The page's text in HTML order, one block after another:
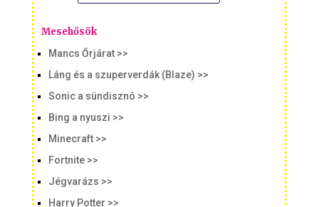
Mesehősök
Mancs Őrjárat >>
Láng és a szuperverdák (Blaze) >>
Sonic a sündisznó >>
Bing a nyuszi >>
Minecraft >>
Fortnite >>
Jégvarázs >>
Harry Potter >>